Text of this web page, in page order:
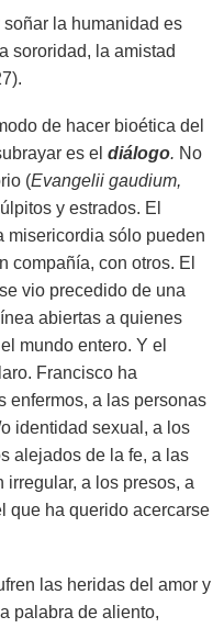
la humanidad es
sororidad, la amistad
de hacer bioética del
es el diálogo. No
(Evangelii gaudium,
y estrados. El
misericordia sólo pueden
compañía, con otros. El
vio precedido de una
abiertas a quienes
mundo entero. Y el
Francisco ha
enfermos, a las personas
identidad sexual, a los
alejados de la fe, a las
a los presos, a
que ha querido acercarse
las heridas del amor y
palabra de aliento,